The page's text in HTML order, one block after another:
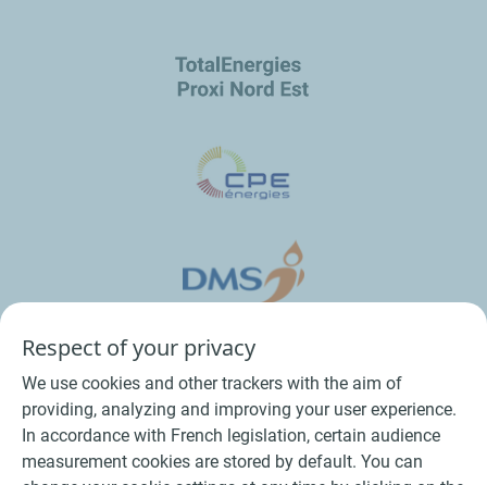
Respect of your privacy
We use cookies and other trackers with the aim of
providing, analyzing and improving your user experience.
In accordance with French legislation, certain audience
measurement cookies are stored by default. You can